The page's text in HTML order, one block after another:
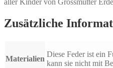
Zusätzliche
Materialien
Diese Feder ist ein
kann sie nicht mit